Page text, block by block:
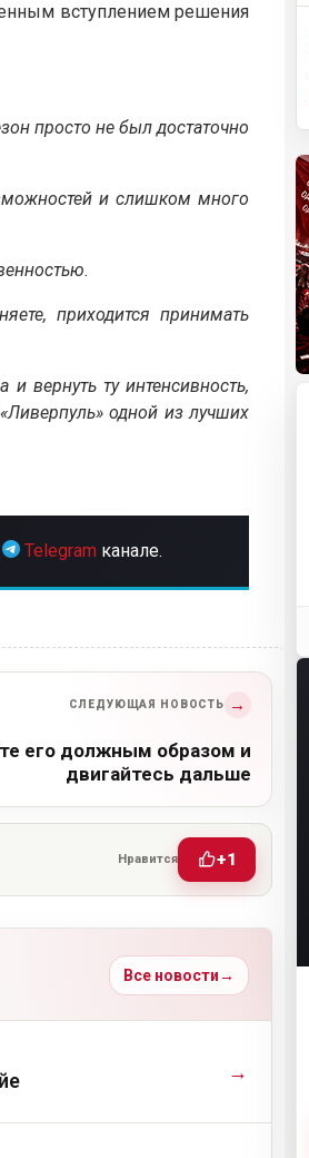
вступлением решения
просто не был достаточно
и слишком много
приходится принимать
и вернуть ту интенсивность,
одной из лучших
Telegramканале.
СЛЕДУЮЩАЯ НОВОСТЬ →
его должным образом и
двигайтесь дальше
Нравится +1
Все новости→
→